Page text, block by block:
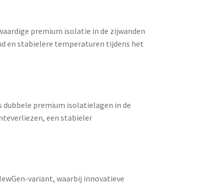
premium isolatie in de zijwanden
en stabielere temperaturen tijdens het
dubbele premium isolatielagen in de
een stabieler
variant, waarbij innovatieve